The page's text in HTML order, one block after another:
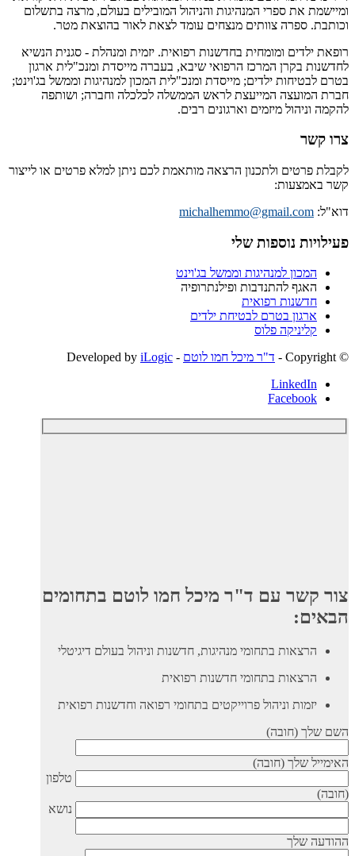
ומיישמת את ספרי המנהיגות והניהול המובילים בעולם, מרצה בתשלום
וכותבת. ספרה צוותים מנצחים עומד לצאת לאור בהוצאת מטר.
רופאת ילדים ומומחית בחדשנות רפואית. יזמית ומנהלת - סגנית הנשיא
לחדשנות בקרן המרכז הרפואי שיבא, בעברה מייסדת ומנכ"לית ארגון
בטרם לבטיחות ילדים; מייסדת ומנכ"לית המכון למנהיגות וממשל בג'וינט;
חברת המועצה המייעצת לראש הממשלה לכלכלה וחברה; ושותפה
להקמה וניהול מיזמים וארגונים רבים.
צרו קשר
לקבלת פרטים ולתכנון הרצאה מותאמת לכם ניתן למלא פרטים או לייצור
קשר באמצעות:
דוא"ל: michalhemmo@gmail.com
פעילויות נוספות שלי
המכון למנהיגות וממשל בג'וינט
האגף להתנדבות ופילנתרופיה
חדשנות רפואית
ארגון בטרם לבטיחת ילדים
קליניקה פלוס
© ‫Copyright -
ד"ר מיכל חמו לוטם - Developed by
iLogic
LinkedIn
Facebook
צור קשר עם ד"ר מיכל חמו לוטם בתחומים
הבאים:
הרצאות בתחומי מנהיגות, חדשנות וניהול בעולם דיגיטלי
הרצאות בתחומי חדשנות רפואית
יזמות וניהול פרוייקטים בתחומי רפואה וחדשנות רפואית
השם שלך (חובה)
האימייל שלך (חובה)
טלפון
(חובה)
נושא
ההודעה שלך